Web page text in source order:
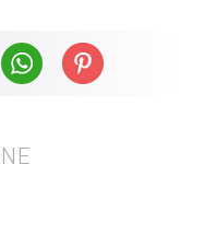
WhatsAppPinterest